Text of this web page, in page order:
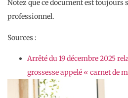
Notez que ce document est toujours
professionnel.
Sources :
Arrêté du 19 décembre 2025
grossesse appelé « carnet de